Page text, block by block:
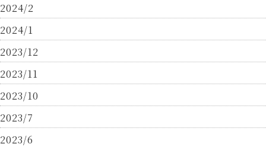
2024/2
2024/1
2023/12
2023/11
2023/10
2023/7
2023/6